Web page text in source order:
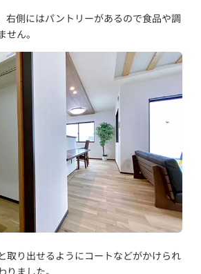
右側にはパントリーがあるので食品や調
ん。
取り出せるようにコートなどがかけられ
ました。